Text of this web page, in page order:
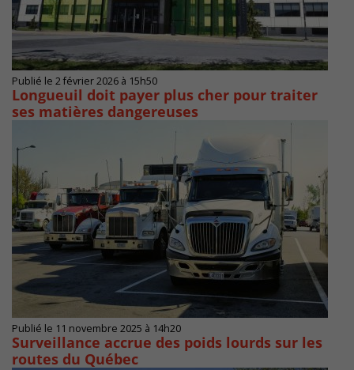
Publié le 2 février 2026 à 15h50
Longueuil doit payer plus cher pour traiter
ses matières dangereuses
Publié le 11 novembre 2025 à 14h20
Surveillance accrue des poids lourds sur les
routes du Québec